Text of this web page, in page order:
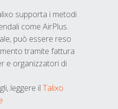
supporta i metodi
come AirPlus.
può essere reso
tramite fattura
e organizzatori di
leggere il Talixo